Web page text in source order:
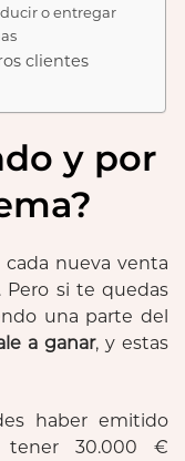
o entregar
clientes
y por
cada nueva venta
Pero si te quedas
una parte del
a ganar, y estas
haber emitido
tener 30.000 €